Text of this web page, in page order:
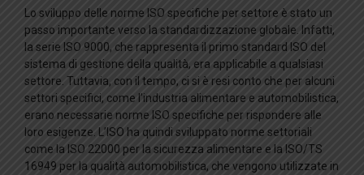
Lo sviluppo delle norme ISO specifiche per settore è stato un
passo importante verso la standardizzazione globale. Infatti,
la serie ISO 9000, che rappresenta il primo standard ISO del
sistema di gestione della qualità, era applicabile a qualsiasi
settore. Tuttavia, con il tempo, ci si è resi conto che per alcuni
settori specifici, come l’industria alimentare e automobilistica,
erano necessarie norme ISO specifiche per rispondere alle
loro esigenze. L’ISO ha quindi sviluppato norme settoriali
come la ISO 22000 per la sicurezza alimentare e la ISO/TS
16949 per la qualità automobilistica, che vengono utilizzate in